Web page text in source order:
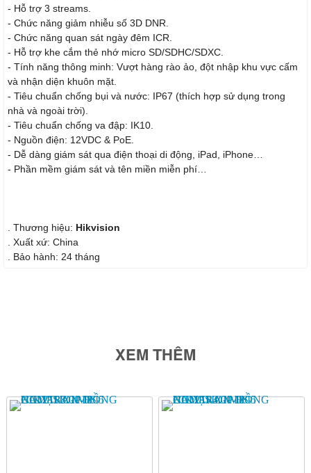
- Hỗ trợ 3 streams.
- Chức năng giảm nhiễu số 3D DNR.
- Chức năng quan sát ngày đêm ICR.
- Hỗ trợ khe cắm thẻ nhớ micro SD/SDHC/SDXC.
- Tính năng thông minh: Vượt hàng rào ảo, đột nhập khu vực cấm
và nhận diện khuôn mặt.
- Tiêu chuẩn chống bụi và nước: IP67 (thích hợp sử dụng trong
nhà và ngoài trời).
- Tiêu chuẩn chống va đập: IK10.
- Nguồn điện: 12VDC & PoE.
- Dễ dàng giám sát qua điện thoại di động, iPad, iPhone…
- Phần mềm giám sát và tên miền miễn phí…
. Thương hiệu: Hikvision
. Xuất xứ: China
. Bảo hành: 24 tháng
XEM THÊM